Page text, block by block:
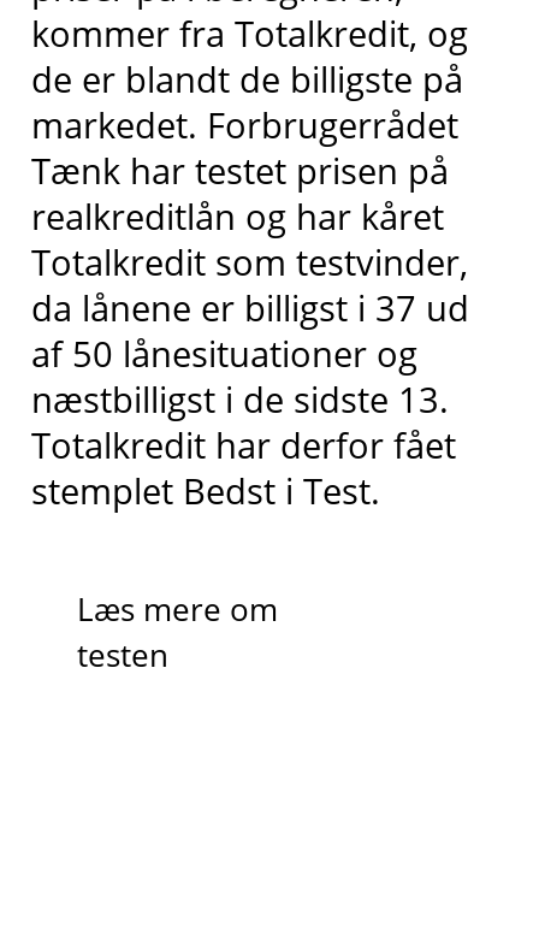
kommer fra Totalkredit, og
de er blandt de billigste på
markedet. Forbrugerrådet
Tænk har testet prisen på
realkreditlån og har kåret
Totalkredit som testvinder,
da lånene er billigst i 37 ud
af 50 lånesituationer og
næstbilligsti de sidste 13.
Totalkredit har derfor fået
stemplet Bedst i Test.
Læs mere om
testen